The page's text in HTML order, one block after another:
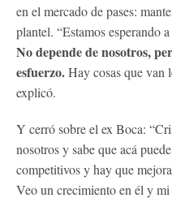
en el mercado de pases:
plantel. “Estamos esperando
No depende de nosotros,
esfuerzo.Hay cosas que van
explicó.
Y cerró sobre el ex Boca:
nosotros y sabe que acá
competitivos y hay que
Veo un crecimiento en él y mi